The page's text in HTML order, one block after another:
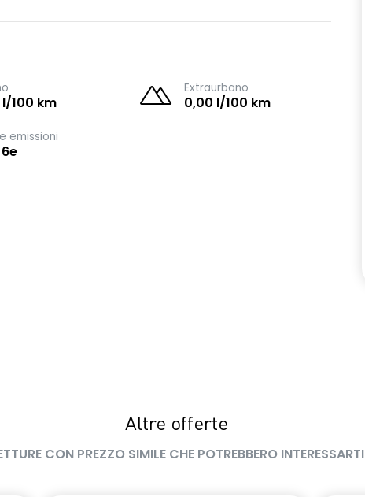
100 km
Extraurbano
0,00 l/100 km
emissioni
Altre offerte
CON PREZZO SIMILE CHE POTREBBERO INTERESSARTI